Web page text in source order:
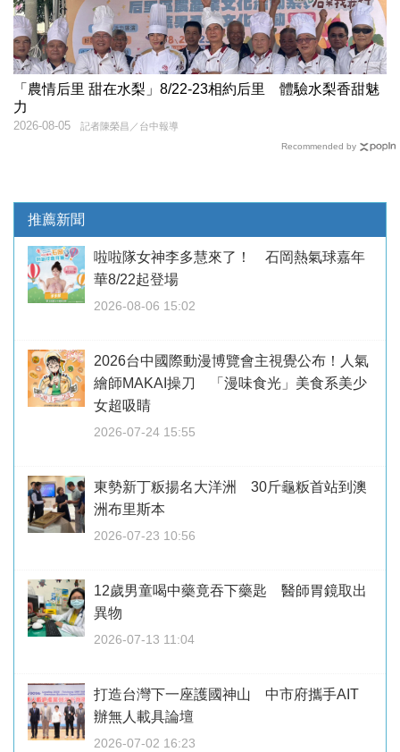
「農情后里 甜在水梨」8/22-23相約后里 體驗水梨香甜魅
力
記者陳榮昌／台中報導
2026-08-05
Recommended by
推薦新聞
啦啦隊女神李多慧來了！ 石岡熱氣球嘉年
華8/22起登場
2026-08-06 15:02
2026台中國際動漫博覽會主視覺公布！人氣
繪師MAKAI操刀 「漫味食光」美食系美少
女超吸睛
2026-07-24 15:55
東勢新丁粄揚名大洋洲 30斤龜粄首站到澳
洲布里斯本
2026-07-23 10:56
12歲男童喝中藥竟吞下藥匙 醫師胃鏡取出
異物
2026-07-13 11:04
打造台灣下一座護國神山 中市府攜手AIT
辦無人載具論壇
2026-07-02 16:23